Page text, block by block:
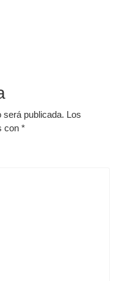
será publicada. Los
con *